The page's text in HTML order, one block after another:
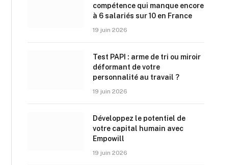
compétence qui manque encore
à 6 salariés sur 10 en France
19 juin 2026
Test PAPI : arme de tri ou miroir
déformant de votre
personnalité au travail ?
19 juin 2026
Développez le potentiel de
votre capital humain avec
Empowill
19 juin 2026